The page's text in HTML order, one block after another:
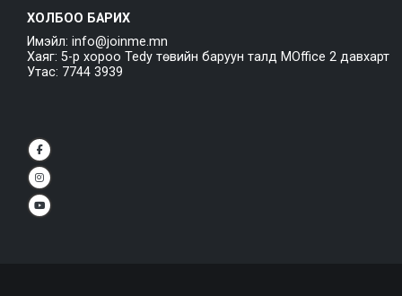
ХОЛБОО БАРИХ
Имэйл: info@joinme.mn
Хаяг: 5-р хороо Tedy төвийн баруун талд MOffice 2 давхарт
Утас: 7744 3939